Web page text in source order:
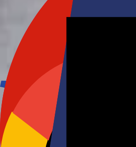
Mon compte
Connectez-vous pour accéder à
SE CONNECTER